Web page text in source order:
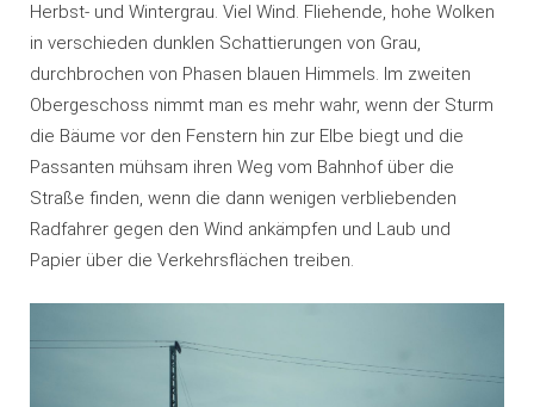
Herbst- und Wintergrau. Viel Wind. Fliehende, hohe Wolken
in verschieden dunklen Schattierungen von Grau,
durchbrochen von Phasen blauen Himmels. Im zweiten
Obergeschoss nimmt man es mehr wahr, wenn der Sturm
die Bäume vor den Fenstern hin zur Elbe biegt und die
Passanten mühsam ihren Weg vom Bahnhof über die
Straße finden, wenn die dann wenigen verbliebenden
Radfahrer gegen den Wind ankämpfen und Laub und
Papier über die Verkehrsflächen treiben.